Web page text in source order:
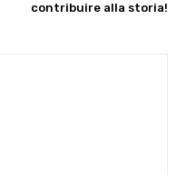
contribuire alla storia!